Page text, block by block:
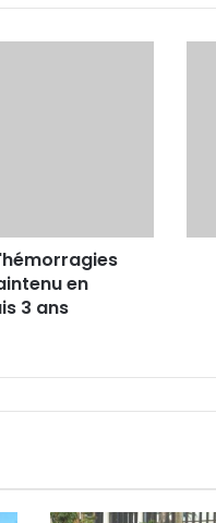
en
3 ans